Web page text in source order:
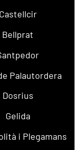
Castellcir
Bellprat
Palautordera
Dosrius
Gelida
i Plegamans